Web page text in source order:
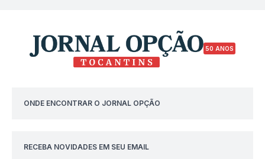
50 ANOS
ONDE ENCONTRAR O JORNAL OPÇÃO
RECEBA NOVIDADES EM SEU EMAIL